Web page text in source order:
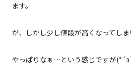
ます。
が、しかし少し値段が高くなってし
やっぱりなぁ…という感じですが